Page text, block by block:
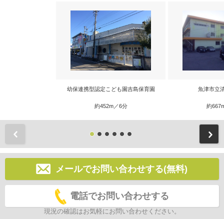
幼保連携型認定こども園吉島保育園
約452m／6分
魚津市立
約
メールでお問い合わせする(無料)
電話でお問い合わせする
現況の確認はお気軽にお問い合わせください。